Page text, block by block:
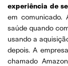
experiência de
em comunicado.
saúde quando
usando a
depois. A
chamado